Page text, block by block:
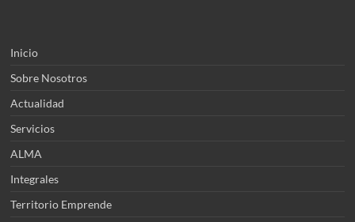
Inicio
Sobre Nosotros
Actualidad
Servicios
ALMA
Integrales
Territorio Emprende